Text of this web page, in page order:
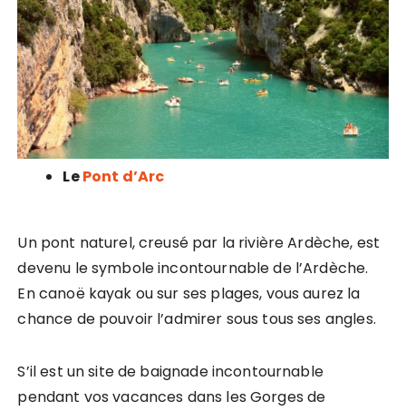
LePont d’Arc
Un pont naturel, creusé par la rivière Ardèche, est
devenu le symbole incontournable de l’Ardèche.
En canoë kayak ou sur ses plages, vous aurez la
chance de pouvoir l’admirer sous tous ses angles.
S’il est un site de baignade incontournable
pendant vos vacances dans les Gorges de